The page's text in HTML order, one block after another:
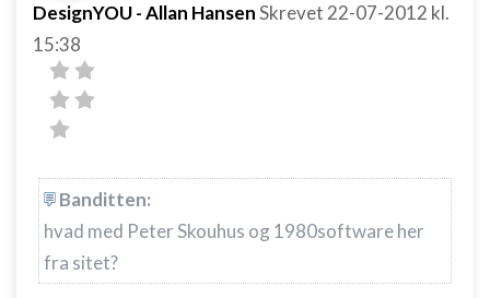
DesignYOU - Allan HansenSkrevet 22-07-2012 kl.
15:38
Banditten:
hvad med Peter Skouhus og 1980software her
fra sitet?